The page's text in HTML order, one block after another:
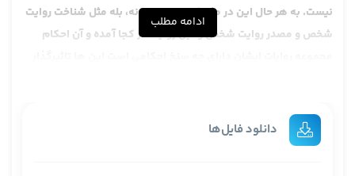
نیست. به هر حال این در مثل کامل الزیارات نه، بله مثل شناخت روایت
شخص و مصدر روایت شخص و این روایت در کجا آمده و آن احکام
خوئی می فرمایند این حدس است، حس نیست و توثیقات مبنی است
بر شهادت و شهادت باید اصالة الحس باشد یعنی طبق حس باشد،
ادامه مطلب
دانلود فایل‌ها